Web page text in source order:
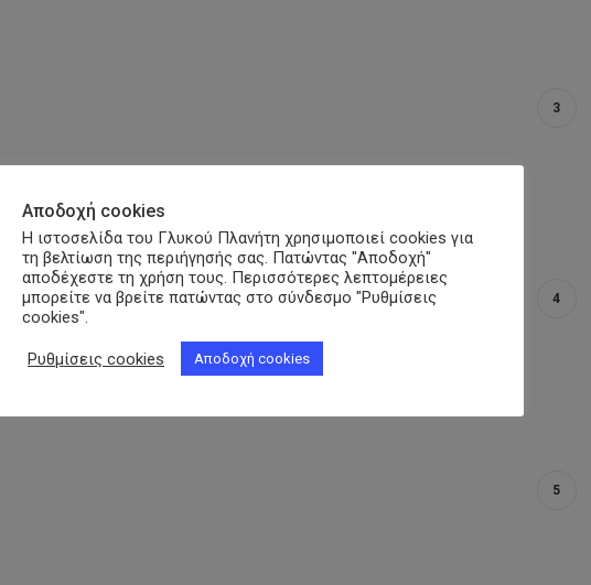
Αποδοχή cookies
Η ιστοσελίδα του Γλυκού Πλανήτη χρησιμοποιεί cookies για
τη βελτίωση της περιήγησής σας. Πατώντας "Αποδοχή"
αποδέχεστε τη χρήση τους. Περισσότερες λεπτομέρειες
μπορείτε να βρείτε πατώντας στο σύνδεσμο "Ρυθμίσεις
cookies".
Ρυθμίσεις cookies Αποδοχή cookies